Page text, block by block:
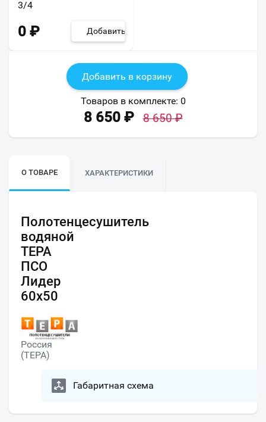
3/4
0 ₽ Добавить
Добавить в корзину
Товаров в комплекте: 0
8 650₽ 8 650₽
О ТОВАРЕ ХАРАКТЕРИСТИКИ
Полотенцесушитель
водяной
ТЕРА
ПСО
Лидер
60х50
Россия
(ТЕРА)
Габаритная схема